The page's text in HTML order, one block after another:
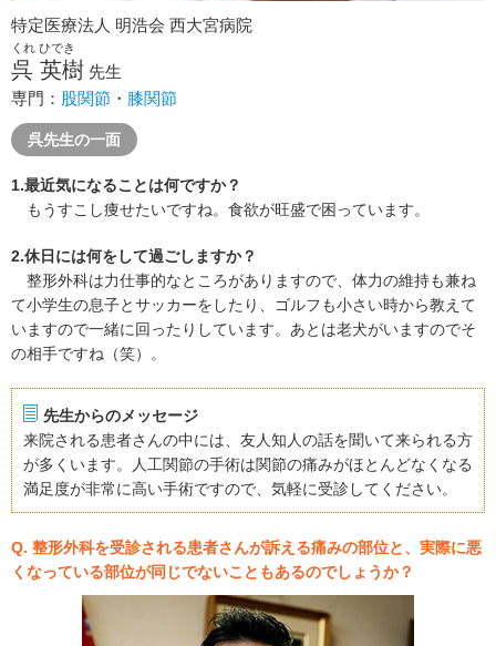
特定医療法人 明浩会 西大宮病院
くれ ひでき
呉 英樹 先生
専門： 股関節 ・ 膝関節
呉先生の一面
1.最近気になることは何ですか？
もうすこし痩せたいですね。食欲が旺盛で困っています。
2.休日には何をして過ごしますか？
整形外科は力仕事的なところがありますので、体力の維持も兼ね
て小学生の息子とサッカーをしたり、ゴルフも小さい時から教えて
いますので一緒に回ったりしています。あとは老犬がいますのでそ
の相手ですね（笑）。
先生からのメッセージ
来院される患者さんの中には、友人知人の話を聞いて来られる方
が多くいます。人工関節の手術は関節の痛みがほとんどなくなる
満足度が非常に高い手術ですので、気軽に受診してください。
Q. 整形外科を受診される患者さんが訴える痛みの部位と、実際に悪
くなっている部位が同じでないこともあるのでしょうか？